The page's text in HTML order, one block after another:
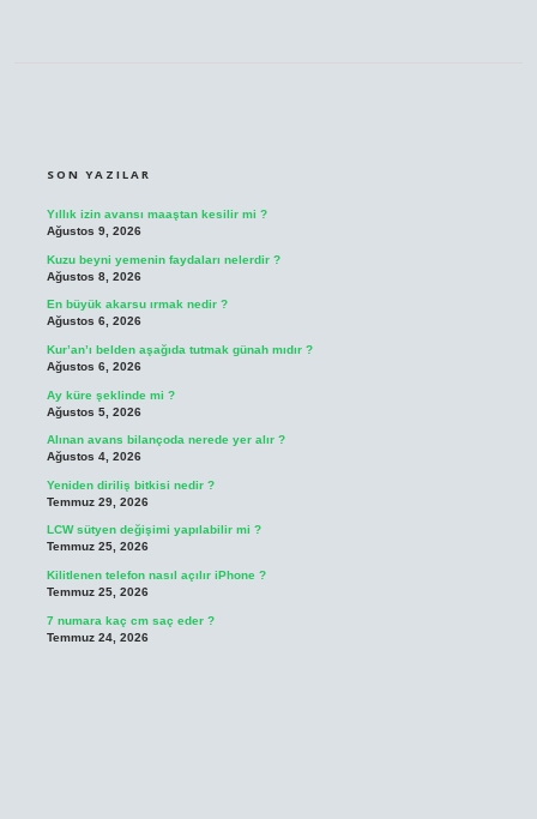
SON YAZILAR
Yıllık izin avansı maaştan kesilir mi ?
Ağustos 9, 2026
Kuzu beyni yemenin faydaları nelerdir ?
Ağustos 8, 2026
En büyük akarsu ırmak nedir ?
Ağustos 6, 2026
Kur’an’ı belden aşağıda tutmak günah mıdır ?
Ağustos 6, 2026
Ay küre şeklinde mi ?
Ağustos 5, 2026
Alınan avans bilançoda nerede yer alır ?
Ağustos 4, 2026
Yeniden diriliş bitkisi nedir ?
Temmuz 29, 2026
LCW sütyen değişimi yapılabilir mi ?
Temmuz 25, 2026
Kilitlenen telefon nasıl açılır iPhone ?
Temmuz 25, 2026
7 numara kaç cm saç eder ?
Temmuz 24, 2026